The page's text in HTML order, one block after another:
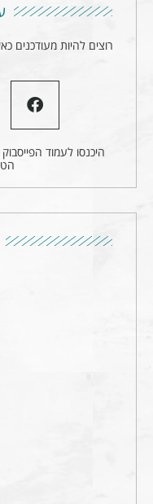
רוצים להיות מעודכנים
היכנסו לעמוד